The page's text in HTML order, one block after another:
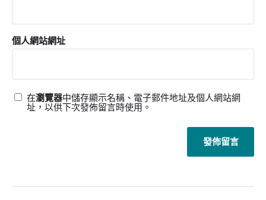
個人網站網址
在瀏覽器中儲存顯示名稱、電子郵件地址及個人網站網
址，以供下次發佈留言時使用。